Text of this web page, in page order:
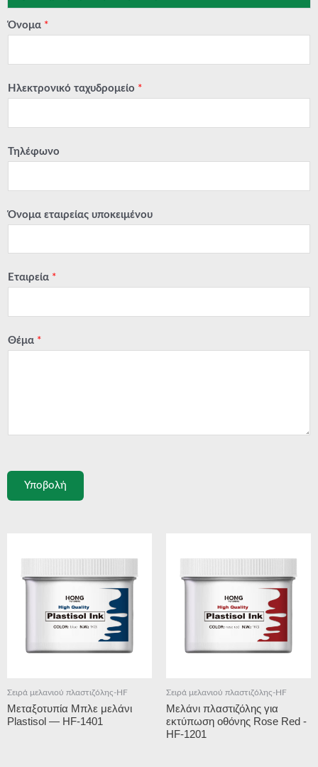
Όνομα *
Ηλεκτρονικό ταχυδρομείο *
Τηλέφωνο
Όνομα εταιρείας υποκειμένου
Εταιρεία *
Θέμα *
Υποβολή
Σειρά μελανιού πλαστιζόλης-HF
Μεταξοτυπία Μπλε μελάνι
Plastisol — HF-1401
Σειρά μελανιού πλαστιζόλης-HF
Μελάνι πλαστιζόλης για
εκτύπωση οθόνης Rose Red -
HF-1201